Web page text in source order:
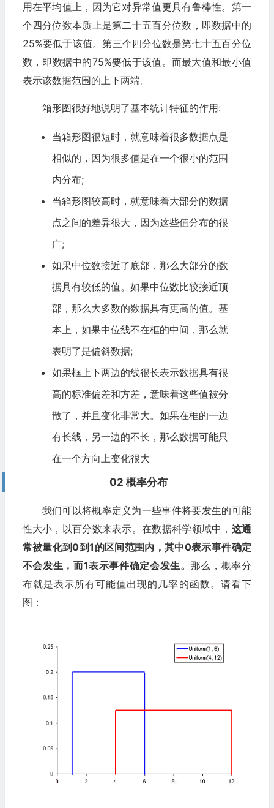
用在平均值上，因为它对异常值更具有鲁棒性。第一
个四分位数本质上是第二十五百分位数，即数据中的
25%要低于该值。第三个四分位数是第七十五百分位
数，即数据中的75%要低于该值。而最大值和最小值
表示该数据范围的上下两端。
箱形图很好地说明了基本统计特征的作用:
当箱形图很短时，就意味着很多数据点是
相似的，因为很多值是在一个很小的范围
内分布;
当箱形图较高时，就意味着大部分的数据
点之间的差异很大，因为这些值分布的很
广;
如果中位数接近了底部，那么大部分的数
据具有较低的值。如果中位数比较接近顶
部，那么大多数的数据具有更高的值。基
本上，如果中位线不在框的中间，那么就
表明了是偏斜数据;
如果框上下两边的线很长表示数据具有很
高的标准偏差和方差，意味着这些值被分
散了，并且变化非常大。如果在框的一边
有长线，另一边的不长，那么数据可能只
在一个方向上变化很大
02 概率分布
我们可以将概率定义为一些事件将要发生的可能
性大小，以百分数来表示。在数据科学领域中， 这通
常被量化到0到1的区间范围内，其中0表示事件确定
不会发生，而1表示事件确定会发生。 那么，概率分
布就是表示所有可能值出现的几率的函数。请看下
图：